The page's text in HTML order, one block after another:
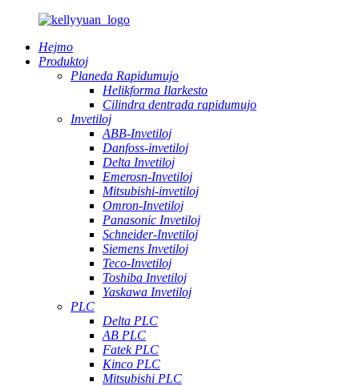
Hejmo
Produktoj
Planeda Rapidumujo
Helikforma Ilarkesto
Cilindra dentrada rapidumujo
Invetiloj
ABB-Invetiloj
Danfoss-invetiloj
Delta Invetiloj
Emerosn-Invetiloj
Mitsubishi-invetiloj
Omron-Invetiloj
Panasonic Invetiloj
Schneider-Invetiloj
Siemens Invetiloj
Teco-Invetiloj
Toshiba Invetiloj
Yaskawa Invetiloj
PLC
Delta PLC
AB PLC
Fatek PLC
Kinco PLC
Mitsubishi PLC